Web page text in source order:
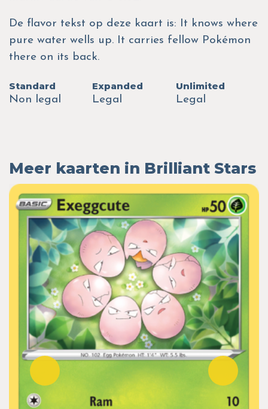
De flavor tekst op deze kaart is: It knows where
pure water wells up. It carries fellow Pokémon
there on its back.
Standard
Non legal
Expanded
Legal
Unlimited
Legal
Meer kaarten in Brilliant Stars